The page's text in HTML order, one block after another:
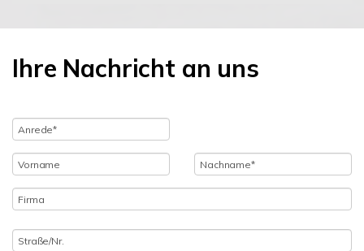
Ihre Nachricht an uns